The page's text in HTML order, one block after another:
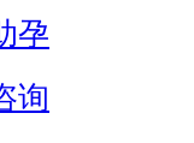
孕
询